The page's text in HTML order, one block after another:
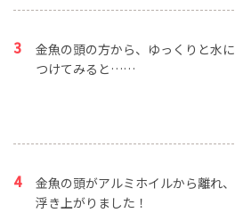
金魚の頭の方から、ゆっくりと水に
つけてみると……
金魚の頭がアルミホイルから離れ、
浮き上がりました！